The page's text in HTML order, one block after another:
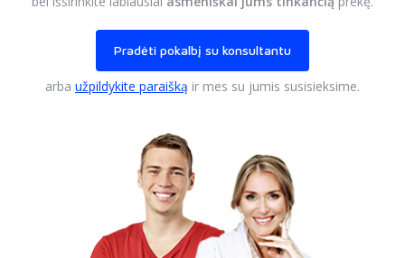
Pradėti pokalbį su konsultantu
arba užpildykite paraišką ir mes su jumis susisieksime.